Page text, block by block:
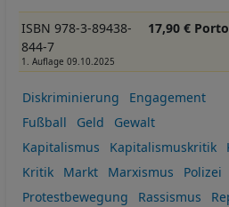
ISBN 978-3-89438-
844-7
1. Auflage 09.10.2025
17,90 €
Diskriminierung
Engagement
Fußball
Geld
Gewalt
Kapitalismus
Kapitalismuskritik
Kritik
Markt Marxismus Polizei
Protestbewegung
Rassismus